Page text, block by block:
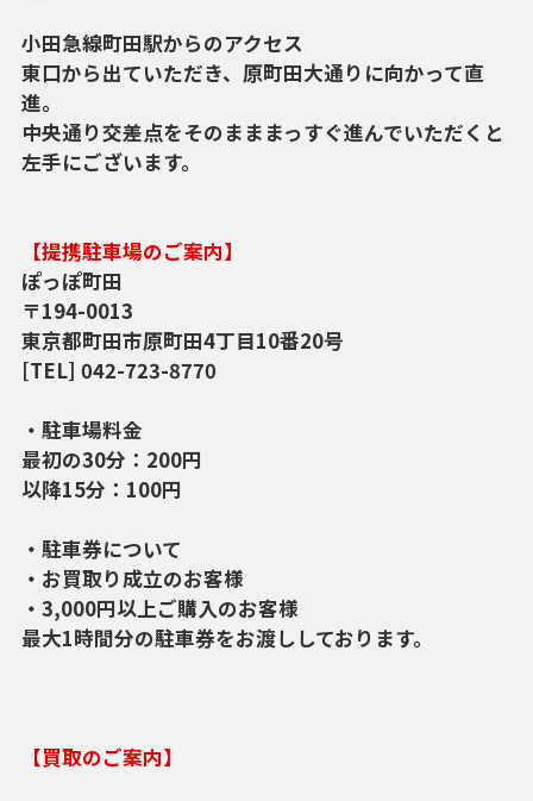
小田急線町田駅からのアクセス
東口から出ていただき、原町田大通りに向かって直
進。
中央通り交差点をそのまままっすぐ進んでいただくと
左手にございます。
【提携駐車場のご案内】
ぽっぽ町田
〒194-0013
東京都町田市原町田4丁目10番20号
[TEL] 042-723-8770
・駐車場料金
最初の30分：200円
以降15分：100円
・駐車券について
・お買取り成立のお客様
・3,000円以上ご購入のお客様
最大1時間分の駐車券をお渡ししております。
【買取のご案内】